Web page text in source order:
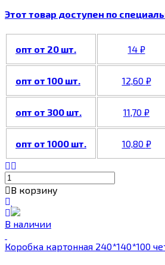
Этот товар доступен по
опт от 20 шт. 14 ₽
опт от 100 шт. 12,60 ₽
опт от 300 шт. 11,70 ₽
опт от 1000 шт. 10,80 ₽
В корзину
В наличии
Коробка картонная 240*140*100